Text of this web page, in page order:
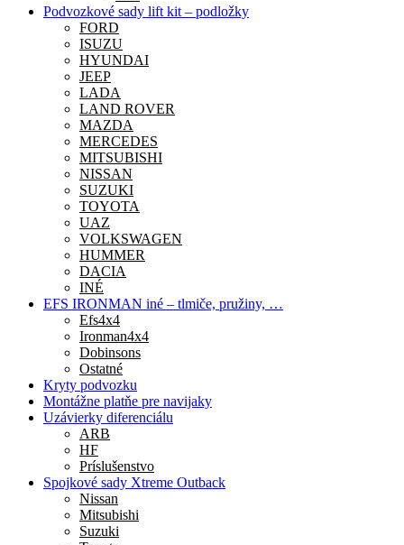
Podvozkové sady lift kit – podložky
FORD
ISUZU
HYUNDAI
JEEP
LADA
LAND ROVER
MAZDA
MERCEDES
MITSUBISHI
NISSAN
SUZUKI
TOYOTA
UAZ
VOLKSWAGEN
HUMMER
DACIA
INÉ
EFS IRONMAN iné – tlmiče, pružiny, …
Efs4x4
Ironman4x4
Dobinsons
Ostatné
Kryty podvozku
Montážne platňe pre navijaky
Uzávierky diferenciálu
ARB
HF
Príslušenstvo
Spojkové sady Xtreme Outback
Nissan
Mitsubishi
Suzuki